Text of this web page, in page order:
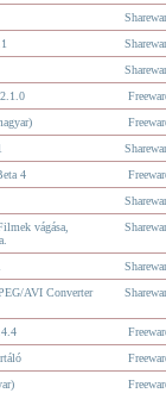
4
vágása,
AVI Converter